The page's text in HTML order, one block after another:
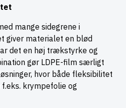
mange sidegrene i
giver materialet en blød
det en høj trækstyrke og
gør LDPE-film særligt
hvor både fleksibilitet
krympefolie og